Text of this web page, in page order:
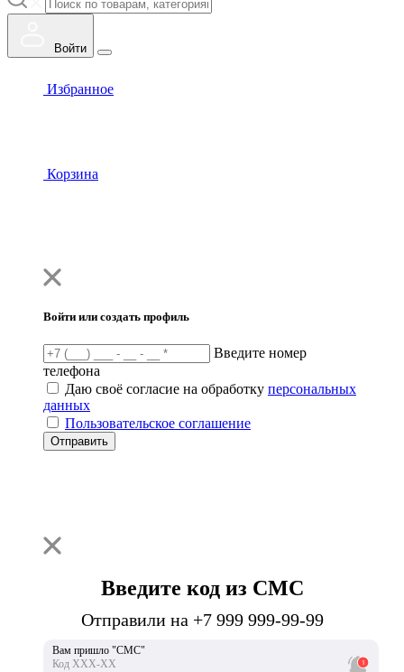
Войти
Избранное
Корзина
Войти или создать профиль
Введите номер
телефона
Даю своё согласие на обработку персональных
данных
Пользовательское соглашение
Отправить
Введите код из СМС
Отправили на +7 999 999-99-99
Вам пришло "СМС"
Код ХХХ-ХХ